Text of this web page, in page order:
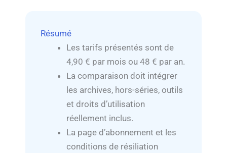
Résumé
Les tarifs présentés sont de
4,90 € par mois ou 48 € par an.
La comparaison doit intégrer
les archives, hors-séries, outils
et droits d’utilisation
réellement inclus.
La page d’abonnement et les
conditions de résiliation